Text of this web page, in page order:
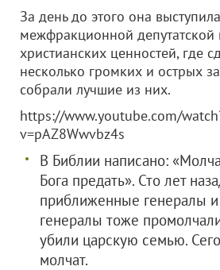
За день до этого она
межфракционной
христианских ценностей, где
несколько громких и острых
собрали лучшие из них.
https://www.youtube.com/
v=pAZ8Wwvbz4s
В Библии написано:
Бога предать». Сто лет
приближенные генералы
генералы тоже
убили царскую семью.
молчат.